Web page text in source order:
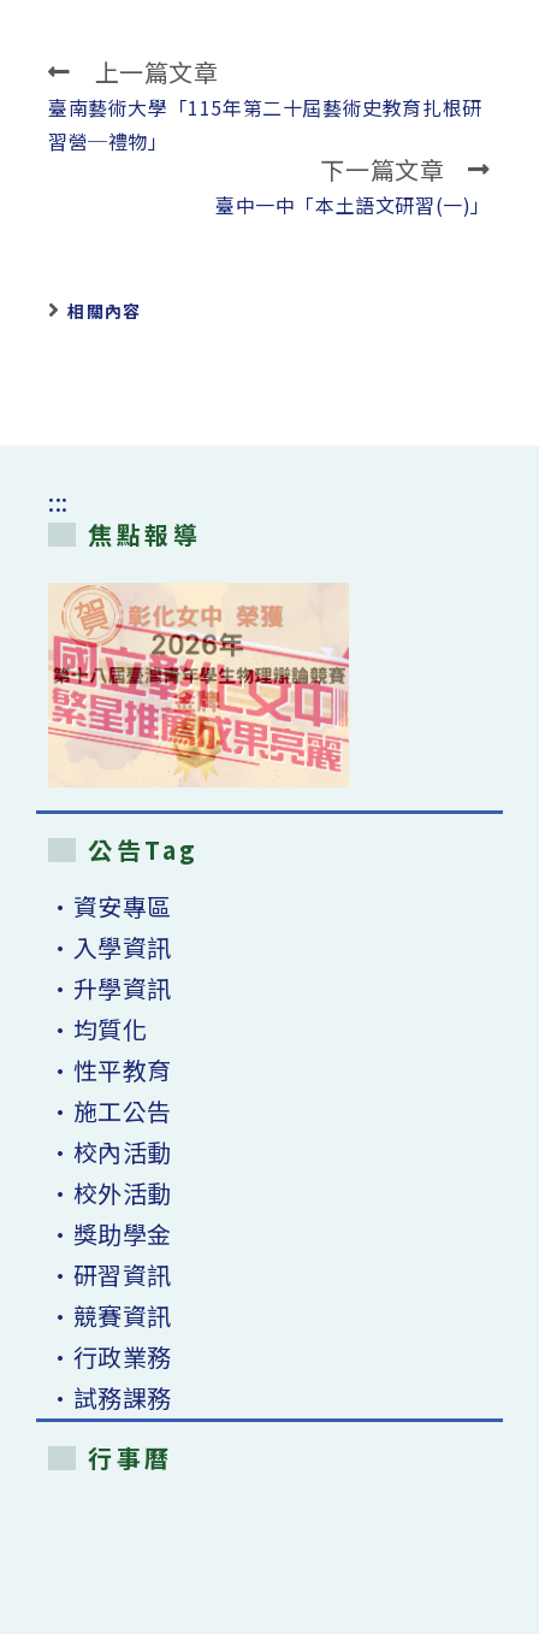
Read
more
articles
上一篇文章
臺南藝術大學「115年第二十屆藝術史教育扎根研
習營─禮物」
下一篇文章
臺中一中「本土語文研習(一)」
相關內容
:::
焦點報導
公告Tag
•資安專區
•入學資訊
•升學資訊
•均質化
•性平教育
•施工公告
•校內活動
•校外活動
•獎助學金
•研習資訊
•競賽資訊
•行政業務
•試務課務
行事曆